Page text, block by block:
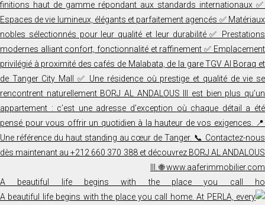
A beautiful life begins with the place you call ho